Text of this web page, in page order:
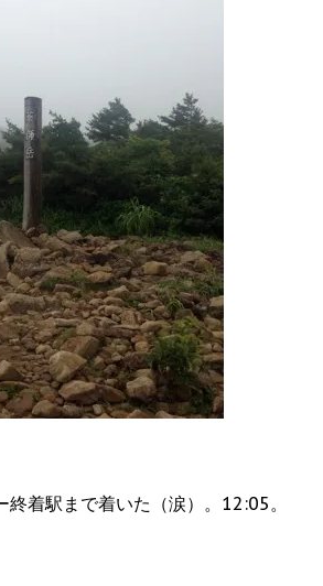
終着駅まで着いた（涙）。12:05。